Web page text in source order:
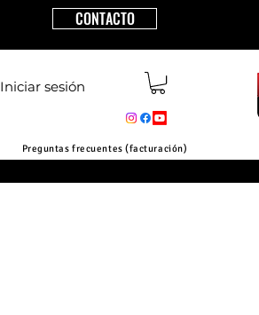
CONTACTO
Iniciar sesión
Preguntas frecuentes (facturación)